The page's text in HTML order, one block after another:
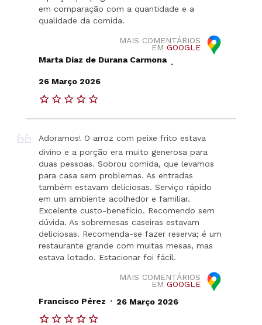
em comparação com a quantidade e a
qualidade da comida.
MAIS COMENTÁRIOS
EM GOOGLE
Marta Díaz de Durana Carmona .
26 Março 2026
Adoramos! O arroz com peixe frito estava
divino e a porção era muito generosa para
duas pessoas. Sobrou comida, que levamos
para casa sem problemas. As entradas
também estavam deliciosas. Serviço rápido
em um ambiente acolhedor e familiar.
Excelente custo-benefício. Recomendo sem
dúvida. As sobremesas caseiras estavam
deliciosas. Recomenda-se fazer reserva; é um
restaurante grande com muitas mesas, mas
estava lotado. Estacionar foi fácil.
MAIS COMENTÁRIOS
EM GOOGLE
Francisco Pérez . 26 Março 2026